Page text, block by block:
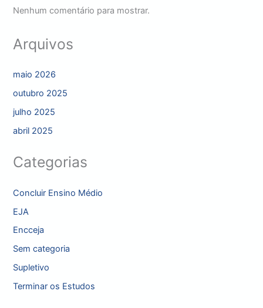
Nenhum comentário para mostrar.
Arquivos
maio 2026
outubro 2025
julho 2025
abril 2025
Categorias
Concluir Ensino Médio
EJA
Encceja
Sem categoria
Supletivo
Terminar os Estudos